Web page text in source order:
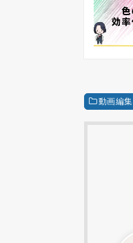
動画編集